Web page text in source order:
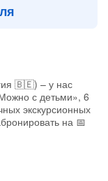
🇧🇪) – у нас
с детьми», 6
экскурсионных
на 📅